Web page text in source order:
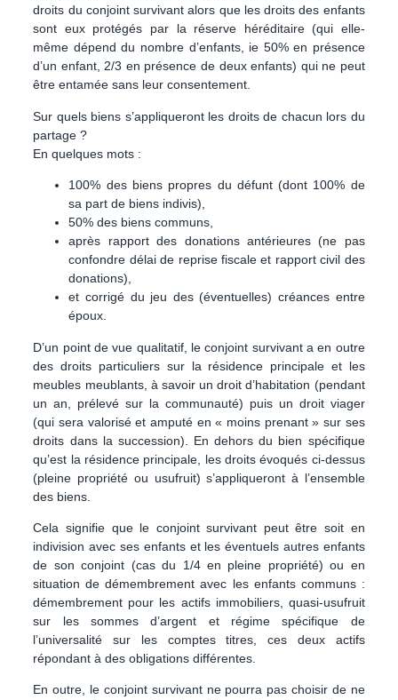
droits du conjoint survivant alors que les droits des enfants
sont eux protégés par la réserve héréditaire (qui elle-
même dépend du nombre d’enfants, ie 50% en présence
d’un enfant, 2/3 en présence de deux enfants) qui ne peut
être entamée sans leur consentement.
Sur quels biens s’appliqueront les droits de chacun lors du
partage ?
En quelques mots :
100% des biens propres du défunt (dont 100% de
sa part de biens indivis),
50% des biens communs,
après rapport des donations antérieures (ne pas
confondre délai de reprise fiscale et rapport civil des
donations),
et corrigé du jeu des (éventuelles) créances entre
époux.
D’un point de vue qualitatif, le conjoint survivant a en outre
des droits particuliers sur la résidence principale et les
meubles meublants, à savoir un droit d’habitation (pendant
un an, prélevé sur la communauté) puis un droit viager
(qui sera valorisé et amputé en « moins prenant » sur ses
droits dans la succession). En dehors du bien spécifique
qu’est la résidence principale, les droits évoqués ci-dessus
(pleine propriété ou usufruit) s’appliqueront à l’ensemble
des biens.
Cela signifie que le conjoint survivant peut être soit en
indivision avec ses enfants et les éventuels autres enfants
de son conjoint (cas du 1/4 en pleine propriété) ou en
situation de démembrement avec les enfants communs:
démembrement pour les actifs immobiliers, quasi-usufruit
sur les sommes d’argent et régime spécifique de
l’universalité sur les comptes titres, ces deux actifs
répondant à des obligations différentes.
En outre, le conjoint survivant ne pourra pas choisir de ne